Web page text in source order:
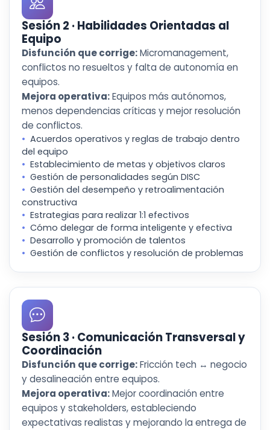
Sesión 2 · Habilidades Orientadas al
Equipo
Disfunción que corrige:Micromanagement,
conflictos no resueltos y falta de autonomía en
equipos.
Mejora operativa:Equipos más autónomos,
menos dependencias críticas y mejor resolución
de conflictos.
Acuerdos operativos y reglas de trabajo dentro
del equipo
Establecimiento de metas y objetivos claros
Gestión de personalidades según DISC
Gestión del desempeño y retroalimentación
constructiva
Estrategias para realizar 1:1 efectivos
Cómo delegar de forma inteligente y efectiva
Desarrollo y promoción de talentos
Gestión de conflictos y resolución de problemas
Sesión 3 · Comunicación Transversal y
Coordinación
Disfunción que corrige:Fricción tech ↔ negocio
y desalineación entre equipos.
Mejora operativa:Mejor coordinación entre
equipos y stakeholders, estableciendo
expectativas realistas y mejorando la entrega de